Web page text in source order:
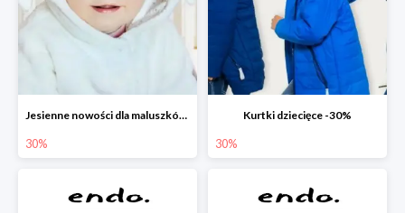
Jesienne nowości dla maluszków -30%
30%
Kurtki dziecięce -30%
30%